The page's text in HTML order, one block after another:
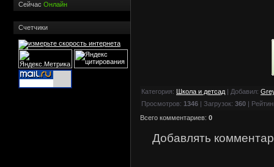
Сейчас Онлайн
Счетчики
Категория: Школа и детсад | Добавил:
Просмотров: 1346 | Загрузок: 360 |
Всего комментариев: 0
Добавлять